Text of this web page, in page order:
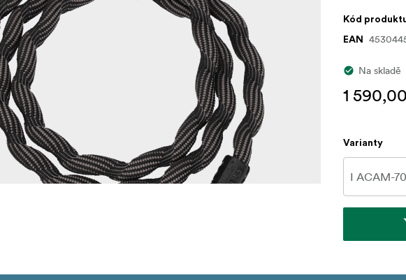
Kód
EAN
Na skladě
1
Varianty